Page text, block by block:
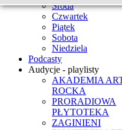
Środa
Czwartek
Piątek
Sobota
Niedziela
Podcasty
Audycje - playlisty
AKADEMIA
ROCKA
PRORADIOWA
PŁYTOTEKA
ZAGINIENI